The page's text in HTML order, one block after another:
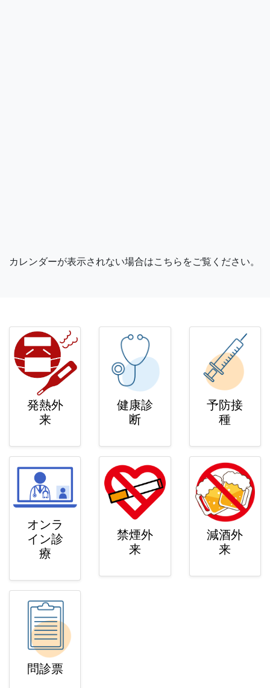
カレンダーが表示されない場合はこちらをご覧ください。
発熱外
来
健康診
断
予防接
種
オンラ
イン診
療
禁煙外
来
減酒外
来
問診票